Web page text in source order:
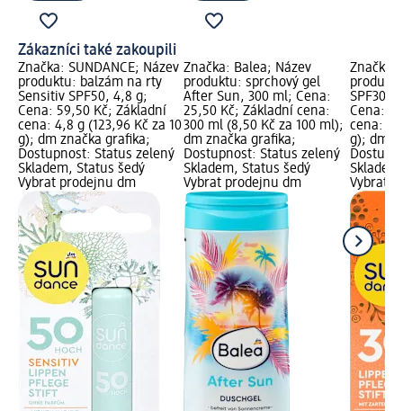
Zákazníci také zakoupili
Značka: SUNDANCE; Název
produktu: balzám na rty
Sensitiv SPF50, 4,8 g;
Cena: 59,50 Kč; Základní
cena: 4,8 g (123,96 Kč za 10
g); dm značka grafika;
Dostupnost: Status zelený
Skladem, Status šedý
Vybrat prodejnu dm
Značka: Balea; Název
produktu: sprchový gel
After Sun, 300 ml; Cena:
25,50 Kč; Základní cena:
300 ml (8,50 Kč za 100 ml);
dm značka grafika;
Dostupnost: Status zelený
Skladem, Status šedý
Vybrat prodejnu dm
Značka:
SPF30
Cena:
cena:
g); dm
Vybrat